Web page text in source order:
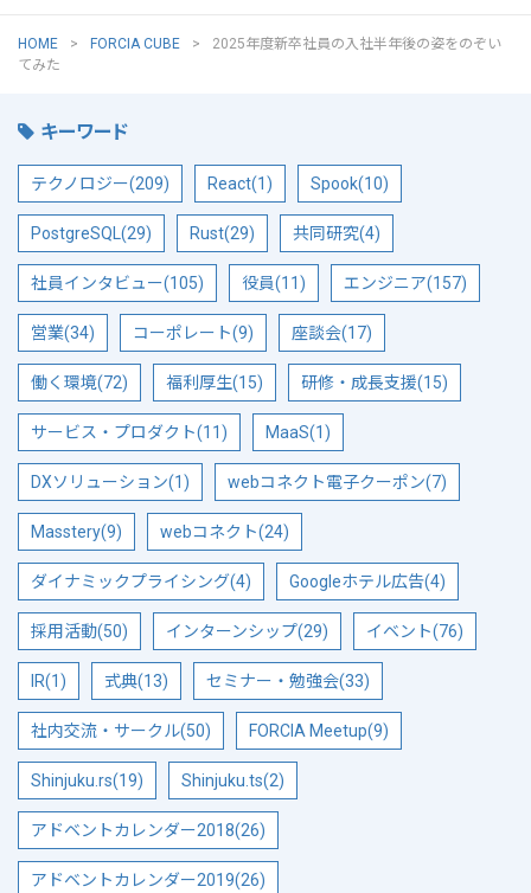
HOME FORCIA CUBE
2025年度新卒社員の入社半年後の姿をのぞい
てみた
キーワード
テクノロジー(209) React(1) Spook(10)
PostgreSQL(29) Rust(29) 共同研究(4)
社員インタビュー(105) 役員(11) エンジニア(157)
営業(34) コーポレート(9) 座談会(17)
働く環境(72) 福利厚生(15) 研修・成長支援(15)
サービス・プロダクト(11) MaaS(1)
DXソリューション(1) webコネクト電子クーポン(7)
Masstery(9) webコネクト(24)
ダイナミックプライシング(4) Googleホテル広告(4)
採用活動(50) インターンシップ(29) イベント(76)
IR(1) 式典(13) セミナー・勉強会(33)
社内交流・サークル(50) FORCIA Meetup(9)
Shinjuku.rs(19) Shinjuku.ts(2)
アドベントカレンダー2018(26)
アドベントカレンダー2019(26)